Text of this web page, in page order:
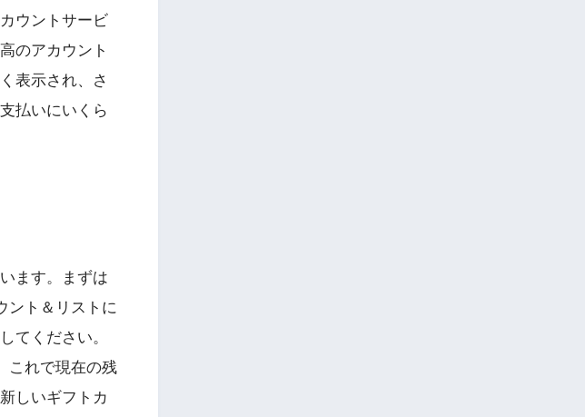
ウントサービ
のアカウント
表示され、さ
払いにいくら
ます。まずは
ント＆リストに
てください。
これで現在の残
しいギフトカ